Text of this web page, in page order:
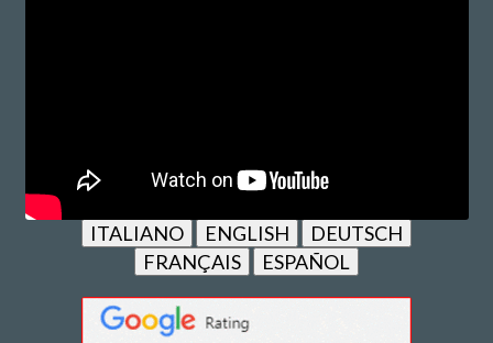
ITALIANO ENGLISH
DEUTSCH
FRANÇAIS
ESPAÑOL